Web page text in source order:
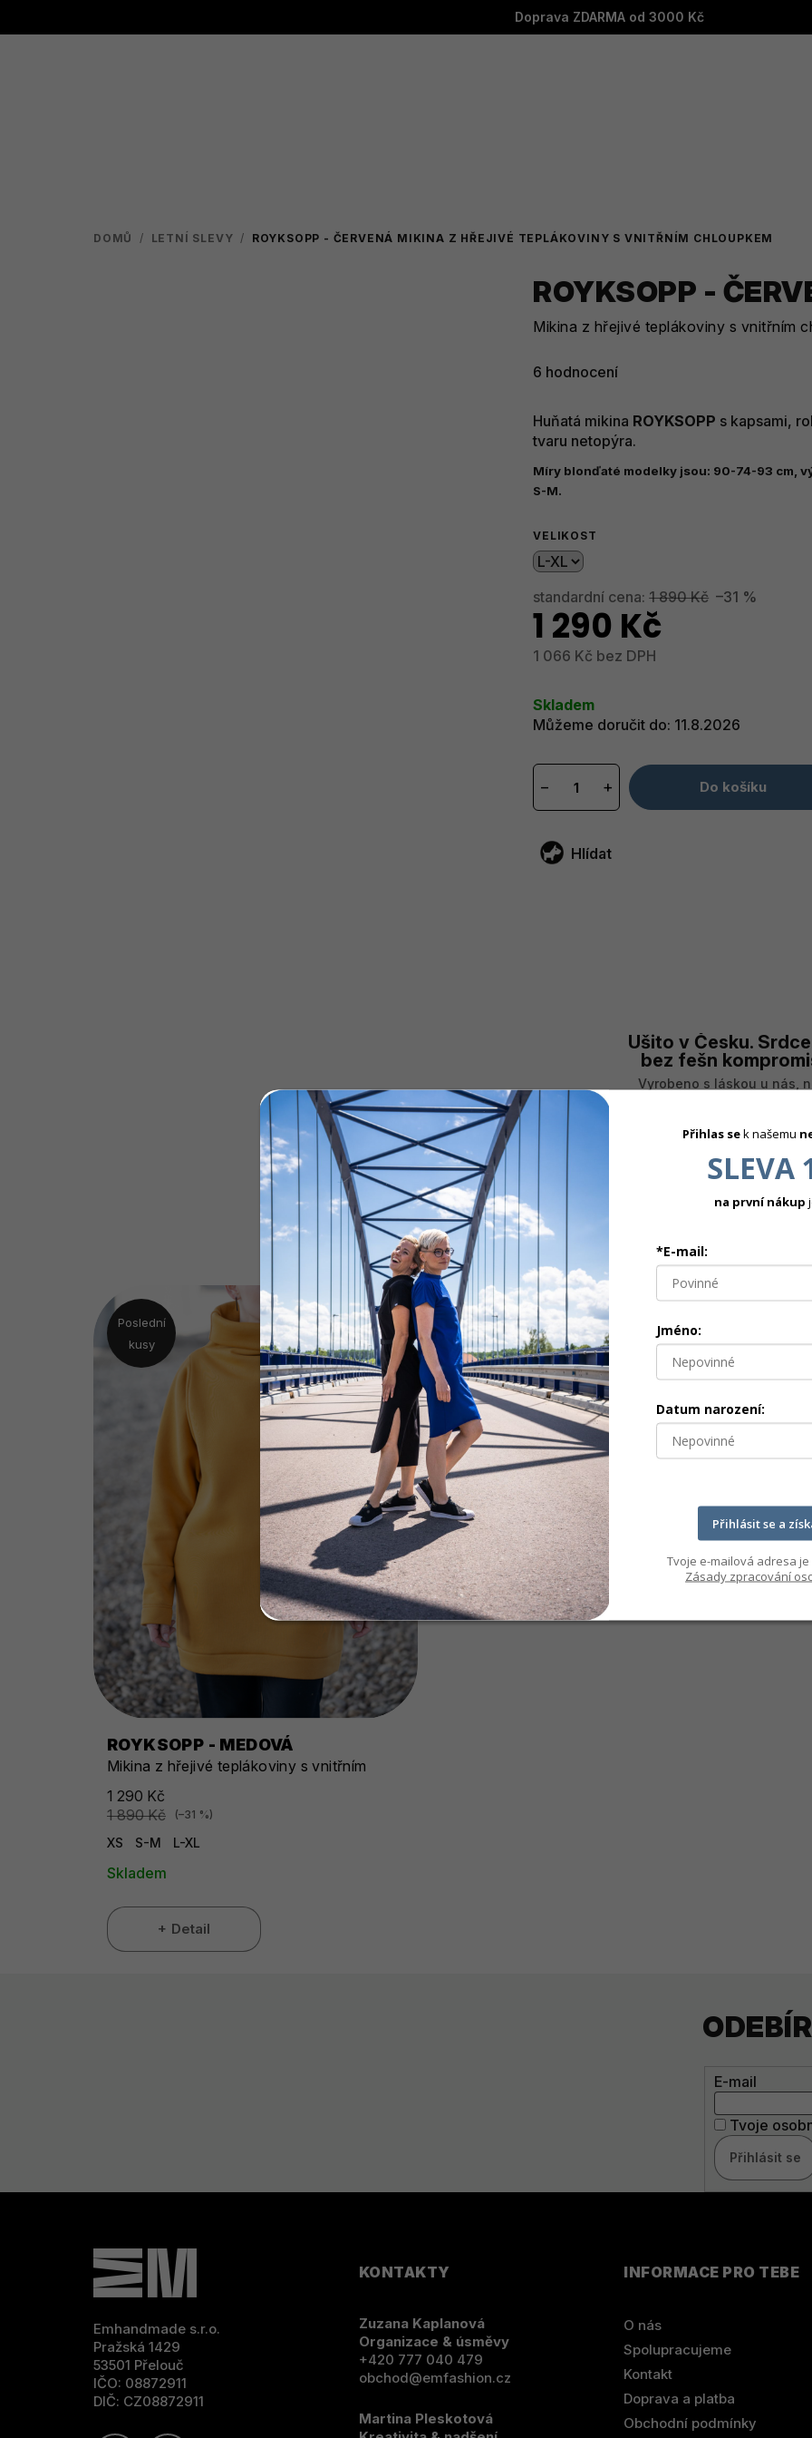
Doprava ZDARMA od 3000 Kč
DOMŮ / LETNÍ SLEVY / ROYKSOPP - ČERVENÁ MIKINA Z HŘEJIVÉ TEPLÁKOVINY S VNITŘNÍM CHLOUPKEM
ROYKSOPP -
Mikina z hřejivé teplákoviny s vnitřním
Průměrné
produktu
je
5,0
z
5
6 hodnocení
Huňatá mikina ROYKSOPP s kapsami,
tvaru netopýra.
Míry blonďaté modelky jsou: 90-74-93 cm,
S-M.
VELIKOST
standardní cena: 1 890 Kč –31 %
1 290 Kč
1 066 Kč bez DPH
cena:
Skladem
Můžeme doručit do: 11.8.2026
+
− Do košíku
Hlídat
Ušito v Česku.
bez fešn
Vyrobeno s láskou u nás,
SOUVISEJÍCÍ PRODUKTY
Poslední
kusy
ROYKSOPP - MEDOVÁ
Mikina z hřejivé teplákoviny s vnitřním
1 290 Kč
1 890 Kč
(–31 %)
XS S-M L-XL
Skladem
Detail
E-mail
Tvoje
Přihlásit se
Emhandmade s.r.o.
Pražská 1429
53501 Přelouč
IČO: 08872911
DIČ: CZ08872911
KONTAKTY
Zuzana Kaplanová
Organizace & úsměvy
+420 777 040 479
obchod@emfashion.cz
Martina Pleskotová
INFORMACE PRO TEBE
O nás
Spolupracujeme
Kontakt
Doprava a platba
Obchodní podmínky
Přihlas sek našemu
SLEVA
na první nákup
*E-mail:
Jméno:
Datum narození:
Přihlásit se a
Tvoje e-mailová adresa
Zásady zpracování